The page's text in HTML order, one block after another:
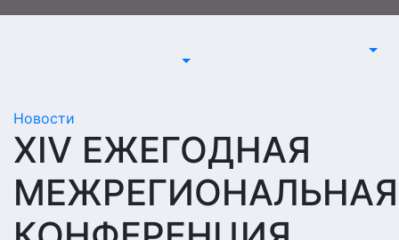
Новости
XIV ЕЖЕГОДНАЯ
МЕЖРЕГИОНАЛЬНАЯ